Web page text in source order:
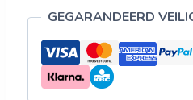
GEGARANDEERD